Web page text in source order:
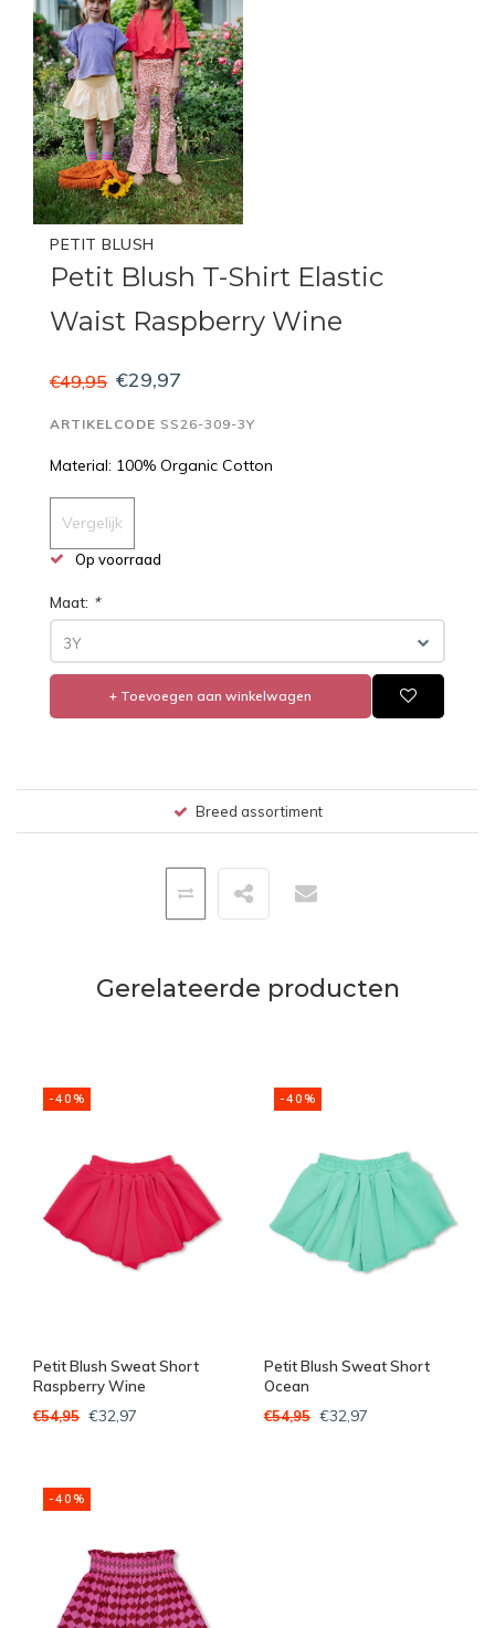
PETIT BLUSH
Petit Blush T-Shirt Elastic
Waist Raspberry Wine
€49,95 €29,97
ARTIKELCODE SS26-309-3Y
Material: 100% Organic Cotton
Vergelijk
Op voorraad
Maat: *
3Y
+ Toevoegen aan winkelwagen
Breed assortiment
Gerelateerde producten
-40%
Petit Blush Sweat Short
Raspberry Wine
€54,95 €32,97
-40%
Petit Blush Sweat Short
Ocean
€54,95 €32,97
-40%